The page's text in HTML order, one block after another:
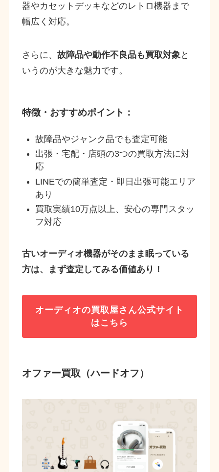
器やカセットデッキなどのレトロ機器まで
幅広く対応。
さらに、 故障品や動作不良品も買取対象と
いうのが大きな魅力です。
特徴・おすすめポイント：
故障品やジャンク品でも査定可能
出張・宅配・店頭の3つの買取方法に対
応
LINEでの簡単査定・即日出張可能エリア
あり
買取実績10万点以上、安心の専門スタッ
フ対応
古いオーディオ機器がそのまま眠っている
方は、まず査定してみる価値あり！
オーディオの買取屋さん公式サイト
はこちら
オファー買取（ハードオフ）